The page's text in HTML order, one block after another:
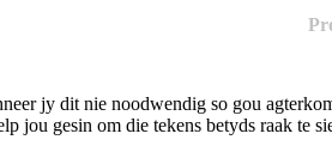
jy dit nie noodwendig so gou
jou gesin om die tekens betyds raak te